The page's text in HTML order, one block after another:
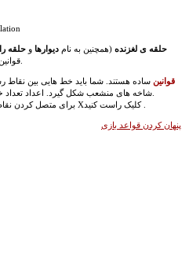
حلقه ی لغزنده (همچنین به نام دیوارها و حلقه
قوانین ساده هستند. شما باید خط هایی بین نقاط
برای متصل کردن نقاط بین آنها کلیک چپ کنید. برای مارک کردن با Xکلیک راست کنید .
پنهان کردن قواعد بازی